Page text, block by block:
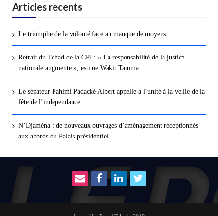
Articles recents
Le triomphe de la volonté face au manque de moyens
Retrait du Tchad de la CPI : « La responsabilité de la justice
nationale augmente », estime Wakit Tamma
Le sénateur Pahimi Padacké Albert appelle à l’unité à la veille de la
fête de l’indépendance
N’Djaména : de nouveaux ouvrages d’aménagement réceptionnés
aux abords du Palais présidentiel